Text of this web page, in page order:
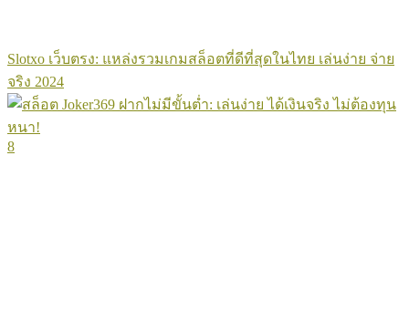
Slotxo เว็บตรง: แหล่งรวมเกมสล็อตที่ดีที่สุดในไทย เล่นง่าย จ่าย
จริง 2024
8